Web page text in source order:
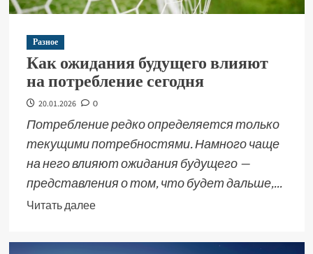
Разное
Как ожидания будущего влияют
на потребление сегодня
20.01.2026 0
Потребление редко определяется только
текущими потребностями. Намного чаще
на него влияют ожидания будущего —
представления о том, что будет дальше,...
Читать далее